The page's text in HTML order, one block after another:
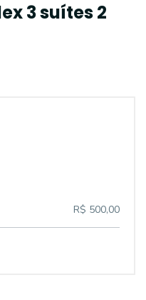
3 suítes 2
R$ 500,00